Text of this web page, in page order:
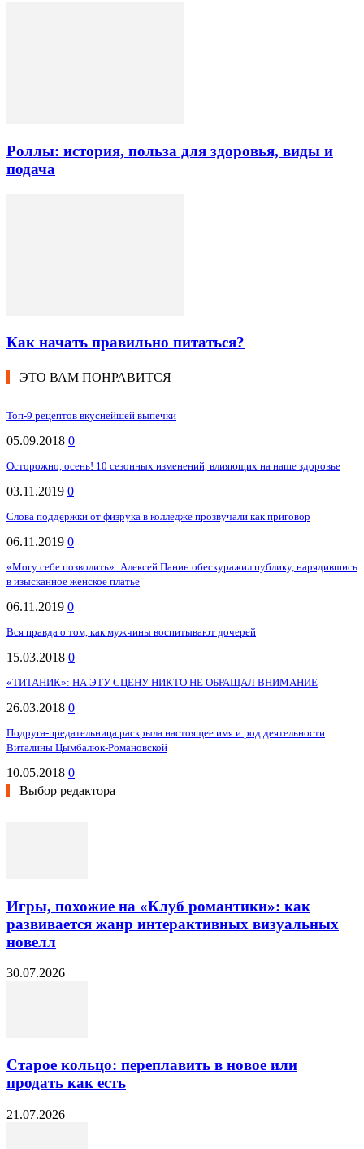
Роллы: история, польза для здоровья, виды и
подача
Как начать правильно питаться?
ЭТО ВАМ ПОНРАВИТСЯ
Топ-9 рецептов вкуснейшей выпечки
05.09.2018 0
Осторожно, осень! 10 сезонных изменений, влияющих на наше здоровье
03.11.2019 0
Слова поддержки от физрука в колледже прозвучали как приговор
06.11.2019 0
«Могу себе позволить»: Алексей Панин обескуражил публику, нарядившись
в изысканное женское платье
06.11.2019 0
Вся правда о том, как мужчины воспитывают дочерей
15.03.2018 0
«ТИТАНИК»: НА ЭТУ СЦЕНУ НИКТО НЕ ОБРАЩАЛ ВНИМАНИЕ
26.03.2018 0
Подруга-предательница раскрыла настоящее имя и род деятельности
Виталины Цымбалюк-Романовской
10.05.2018 0
Выбор редактора
Игры, похожие на «Клуб романтики»: как
развивается жанр интерактивных визуальных
новелл
30.07.2026
Старое кольцо: переплавить в новое или
продать как есть
21.07.2026